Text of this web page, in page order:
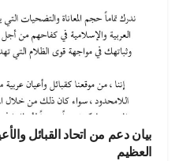
بيان دعم من اتحاد القبائل
العظيم